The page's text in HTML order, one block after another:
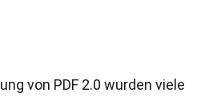
von PDF 2.0 wurden viele